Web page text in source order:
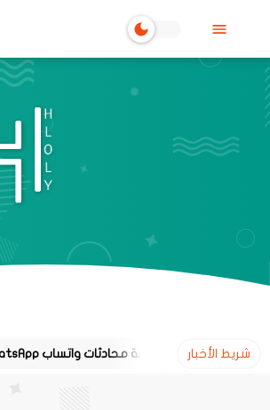
شريط الأخبار
طريقة معرفة محادثات واتساب WhatsApp التي تستخدم مساحة تخزين كبيرة على هاتفك